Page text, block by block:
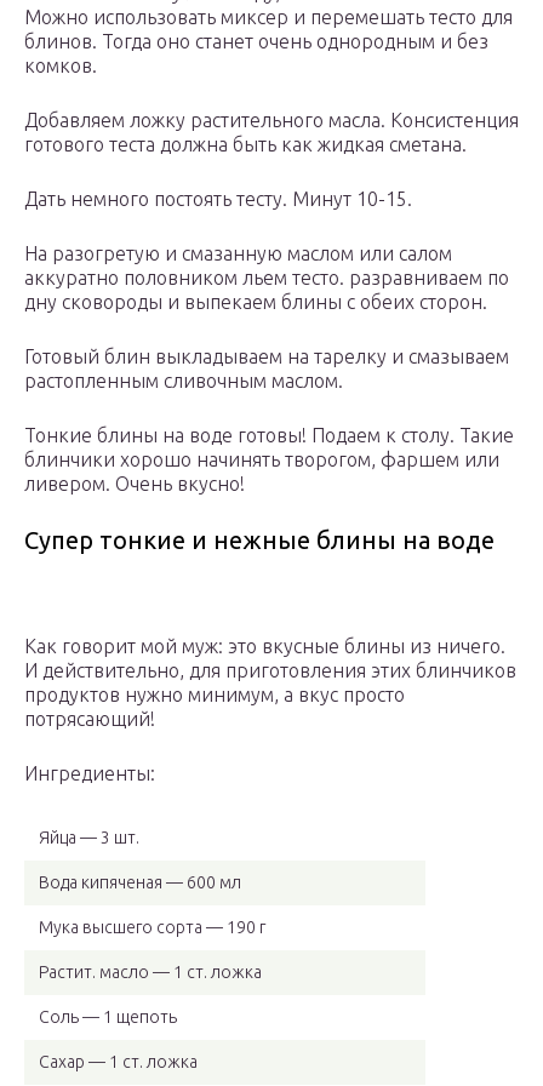
Можно использовать миксер и перемешать тесто для
блинов. Тогда оно станет очень однородным и без
комков.
Добавляем ложку растительного масла. Консистенция
готового теста должна быть как жидкая сметана.
Дать немного постоять тесту. Минут 10-15.
На разогретую и смазанную маслом или салом
аккуратно половником льем тесто. разравниваем по
дну сковороды и выпекаем блины с обеих сторон.
Готовый блин выкладываем на тарелку и смазываем
растопленным сливочным маслом.
Тонкие блины на воде готовы! Подаем к столу. Такие
блинчики хорошо начинять творогом, фаршем или
ливером. Очень вкусно!
Супер тонкие и нежные блины на воде
Как говорит мой муж: это вкусные блины из ничего.
И действительно, для приготовления этих блинчиков
продуктов нужно минимум, а вкус просто
потрясающий!
Ингредиенты:
Яйца — 3 шт.
Вода кипяченая — 600 мл
Мука высшего сорта — 190 г
Растит. масло — 1 ст. ложка
Соль — 1 щепоть
Сахар — 1 ст. ложка